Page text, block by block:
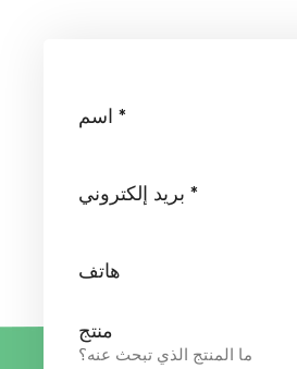
اسم *
بريد إلكتروني *
هاتف
منتج
ما المنتج الذي تبحث عنه؟